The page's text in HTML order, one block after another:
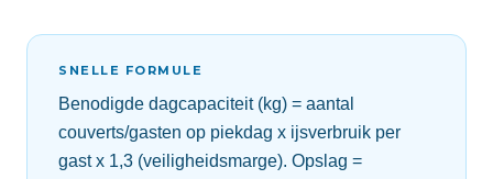
SNELLE FORMULE
Benodigde dagcapaciteit (kg) = aantal
couverts/gasten op piekdag x ijsverbruik per
gast x 1,3 (veiligheidsmarge). Opslag =